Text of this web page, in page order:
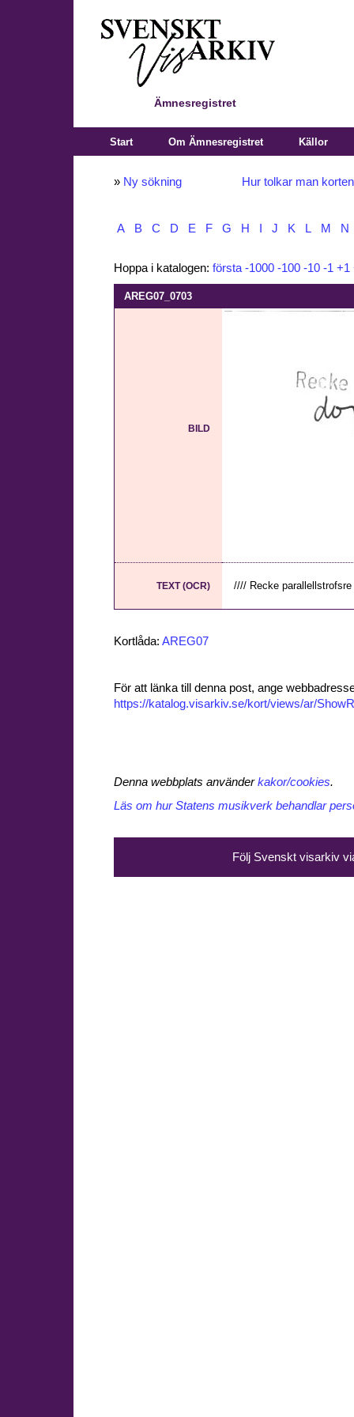
Ämnesregistret
Start Om Ämnesregistret Källor
» Ny sökning Hur tolkar man
A B C D E F G H J K L M N
Hoppa i katalogen: första -1000 -100 -10 -1 +1
AREG07_0703
BILD
TEXT (OCR) //// Recke
Kortlåda: AREG07
För att länka till denna post, ange
https://katalog.visarkiv.se/kort/views/ar/
Denna webbplats använderkakor/cookies.
Läs om hur Statens musikverk behandlar
Följ Svenskt visarkiv